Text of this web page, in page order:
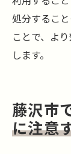
処分するこ
ことで、よ
します。
藤沢市
に注意